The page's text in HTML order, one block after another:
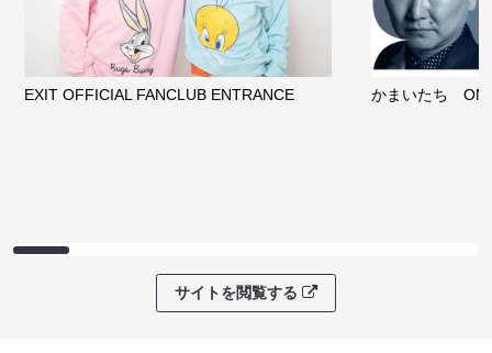
EXIT OFFICIAL FANCLUB ENTRANCE かまいたち
サイトを閲覧する